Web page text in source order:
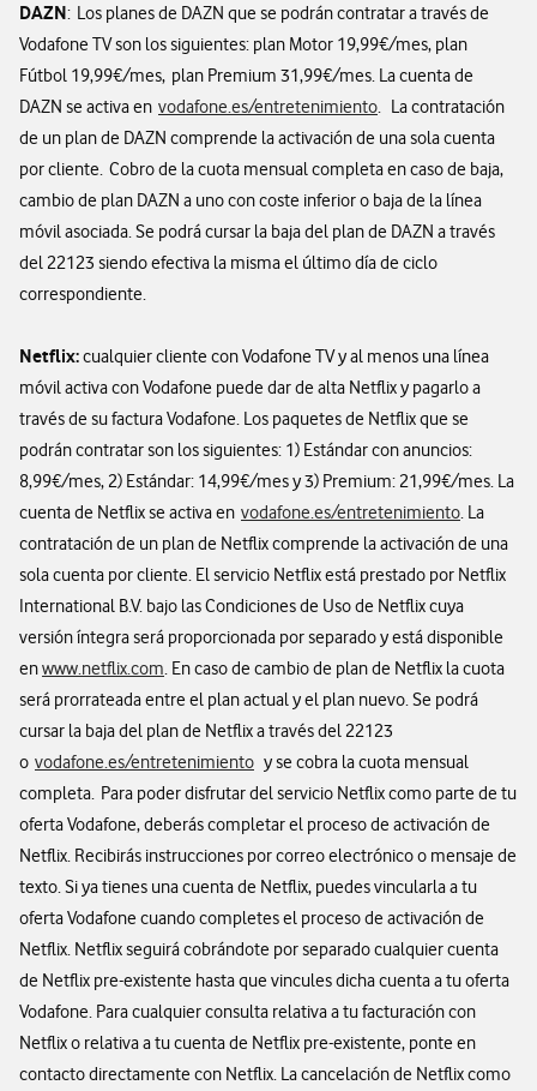
DAZN: Los planes de DAZN que se podrán contratar a través de
Vodafone TV son los siguientes: plan Motor 19,99€/mes, plan
Fútbol 19,99€/mes, plan Premium 31,99€/mes. La cuenta de
DAZN se activa en vodafone.es/entretenimiento. La contratación
de un plan de DAZN comprende la activación de una sola cuenta
por cliente. Cobro de la cuota mensual completa en caso de baja,
cambio de plan DAZN a uno con coste inferior o baja de la línea
móvil asociada. Se podrá cursar la baja del plan de DAZN a través
del 22123 siendo efectiva la misma el último día de ciclo
correspondiente.
Netflix:cualquier cliente con Vodafone TV y al menos una línea
móvil activa con Vodafone puede dar de alta Netflix y pagarlo a
través de su factura Vodafone. Los paquetes de Netflix que se
podrán contratar son los siguientes: 1) Estándar con anuncios:
8,99€/mes, 2) Estándar: 14,99€/mes y 3) Premium: 21,99€/mes. La
cuenta de Netflix se activa en vodafone.es/entretenimiento. La
contratación de un plan de Netflix comprende la activación de una
sola cuenta por cliente. El servicio Netflix está prestado por Netflix
International B.V. bajo las Condiciones de Uso de Netflix cuya
versión íntegra será proporcionada por separado y está disponible
enwww.netflix.com. En caso de cambio de plan de Netflix la cuota
será prorrateada entre el plan actual y el plan nuevo. Se podrá
cursar la baja del plan de Netflix a través del 22123
o vodafone.es/entretenimiento y se cobra la cuota mensual
completa. ​Para poder disfrutar del servicio Netflix como parte de tu
oferta Vodafone, deberás completar el proceso de activación de
Netflix. Recibirás instrucciones por correo electrónico o mensaje de
texto.​ Si ya tienes una cuenta de Netflix, puedes vincularla a tu
oferta Vodafone cuando completes el proceso de activación de
Netflix. Netflix seguirá cobrándote por separado cualquier cuenta
de Netflix pre-existente hasta que vincules dicha cuenta a tu oferta
Vodafone. Para cualquier consulta relativa a tu facturación con
Netflix o relativa a tu cuenta de Netflix pre-existente, ponte en
contacto directamente con Netflix.​ La cancelación de Netflix como